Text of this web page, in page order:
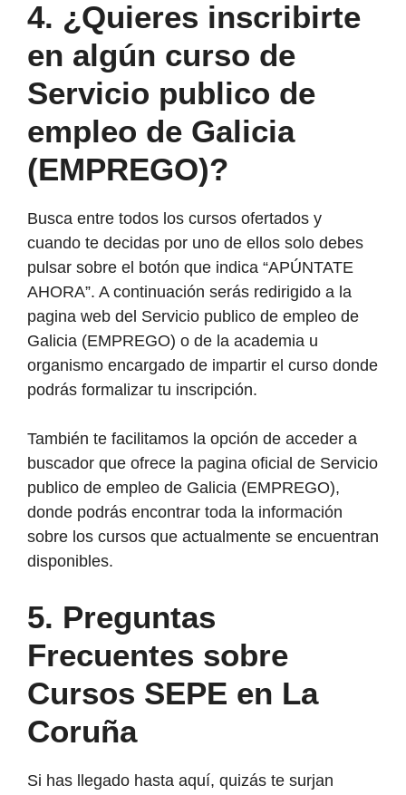
4. ¿Quieres inscribirte
en algún curso de
Servicio publico de
empleo de Galicia
(EMPREGO)?
Busca entre todos los cursos ofertados y
cuando te decidas por uno de ellos solo debes
pulsar sobre el botón que indica “APÚNTATE
AHORA”. A continuación serás redirigido a la
pagina web del Servicio publico de empleo de
Galicia (EMPREGO) o de la academia u
organismo encargado de impartir el curso donde
podrás formalizar tu inscripción.
También te facilitamos la opción de acceder a
buscador que ofrece la pagina oficial de Servicio
publico de empleo de Galicia (EMPREGO),
donde podrás encontrar toda la información
sobre los cursos que actualmente se encuentran
disponibles.
5. Preguntas
Frecuentes sobre
Cursos SEPE en La
Coruña
Si has llegado hasta aquí, quizás te surjan